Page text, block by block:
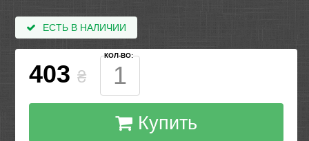
ЕСТЬ В НАЛИЧИИ
403 ₴
КОЛ-ВО:
Купить